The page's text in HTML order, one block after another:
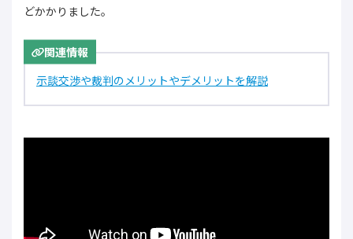
どかかりました。
関連情報
示談交渉や裁判のメリットやデメリットを解説